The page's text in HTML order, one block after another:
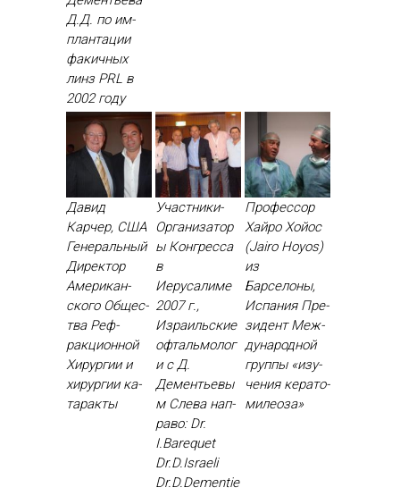
Д.Д. по им­
план­та­ции
фа­кич­ных
линз PRL в
2002 го­ду
Давид
Карчер, США
Ге­нераль­ный
Ди­рек­тор
Аме­рикан­
ско­го Об­щес­
тва Реф­
ракци­он­ной
Хи­рур­гии и
хи­рур­гии ка­
тарак­ты
Участники-
Организатор
ы Конгресса
в
Иерусалиме
2007 г.,
Израильские
офтальмолог
и с Д.
Дементьевы
м Сле­ва нап­
ра­во: Dr.
I.Barequet
Dr.D.Israeli
Dr.D.Dementie
Профессор
Хайро Хойос
(Jairo Hoyos)
из
Барселоны,
Испания Пре­
зидент Меж­
ду­народ­ной
груп­пы «изу­
чения ке­рато­
миле­оза»